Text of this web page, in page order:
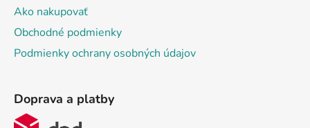
Ako nakupovať
Obchodné podmienky
Podmienky ochrany osobných údajov
Doprava a platby